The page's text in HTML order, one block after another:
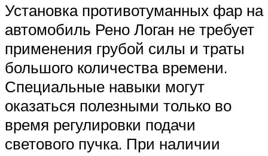
Установка противотуманных фар на
автомобиль Рено Логан не требует
применения грубой силы и траты
большого количества времени.
Специальные навыки могут
оказаться полезными только во
время регулировки подачи
светового пучка. При наличии